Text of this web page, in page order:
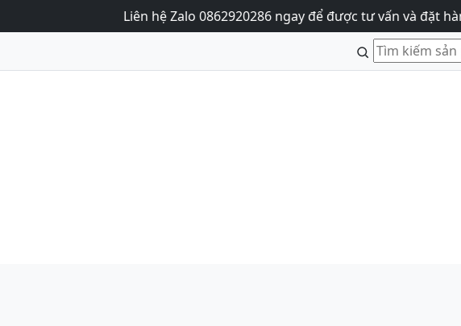
Liên hệ Zalo 0862920286 ngay để được tư vấn và đặt hàng